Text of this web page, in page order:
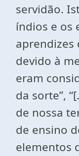
servidão.
índios e os
aprendizes
devido à
eram
da sorte”,
de nossa
de ensino
elementos